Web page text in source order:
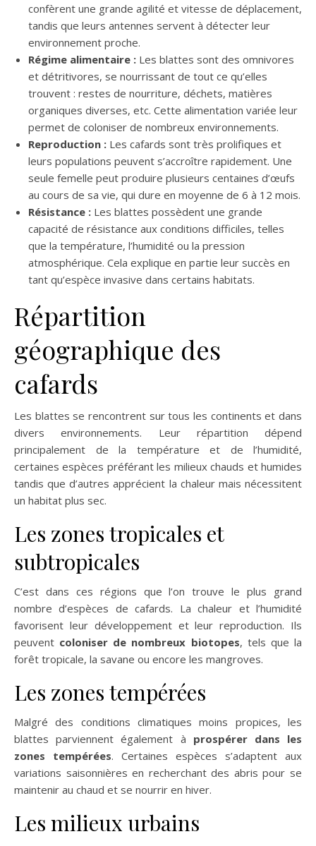
confèrent une grande agilité et vitesse de déplacement,
tandis que leurs antennes servent à détecter leur
environnement proche.
Régime alimentaire : Les blattes sont des omnivores
et détritivores, se nourrissant de tout ce qu’elles
trouvent : restes de nourriture, déchets, matières
organiques diverses, etc. Cette alimentation variée leur
permet de coloniser de nombreux environnements.
Reproduction : Les cafards sont très prolifiques et
leurs populations peuvent s’accroître rapidement. Une
seule femelle peut produire plusieurs centaines d’œufs
au cours de sa vie, qui dure en moyenne de 6 à 12 mois.
Résistance : Les blattes possèdent une grande
capacité de résistance aux conditions difficiles, telles
que la température, l’humidité ou la pression
atmosphérique. Cela explique en partie leur succès en
tant qu’espèce invasive dans certains habitats.
Répartition
géographique des
cafards
Les blattes se rencontrent sur tous les continents et dans
divers environnements. Leur répartition dépend
principalement de la température et de l’humidité,
certaines espèces préférant les milieux chauds et humides
tandis que d’autres apprécient la chaleur mais nécessitent
un habitat plus sec.
Les zones tropicales et
subtropicales
C’est dans ces régions que l’on trouve le plus grand
nombre d’espèces de cafards. La chaleur et l’humidité
favorisent leur développement et leur reproduction. Ils
peuvent coloniser de nombreux biotopes, tels que la
forêt tropicale, la savane ou encore les mangroves.
Les zones tempérées
Malgré des conditions climatiques moins propices, les
blattes parviennent également à prospérer dans les
zones tempérées. Certaines espèces s’adaptent aux
variations saisonnières en recherchant des abris pour se
maintenir au chaud et se nourrir en hiver.
Les milieux urbains